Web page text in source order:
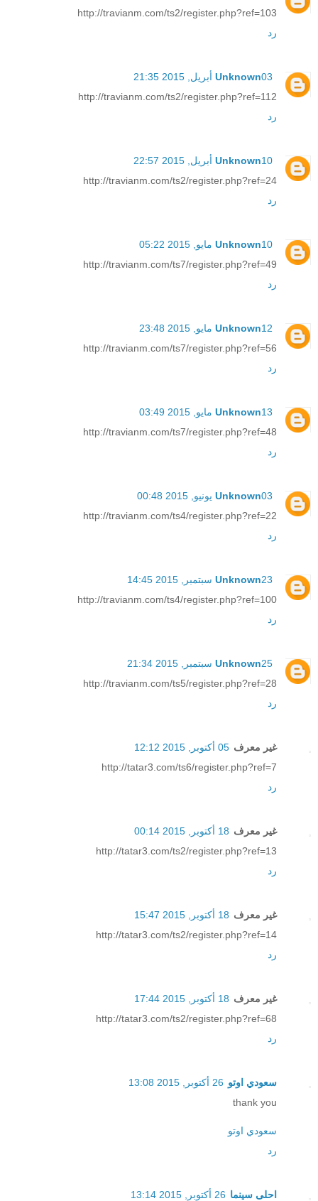
http://travianm.com/ts2/register.php?ref=103
رد
Unknown03 أبريل, 2015 21:35
http://travianm.com/ts2/register.php?ref=112
رد
Unknown10 أبريل, 2015 22:57
http://travianm.com/ts2/register.php?ref=24
رد
Unknown10 مايو, 2015 05:22
http://travianm.com/ts7/register.php?ref=49
رد
Unknown12 مايو, 2015 23:48
http://travianm.com/ts7/register.php?ref=56
رد
Unknown13 مايو, 2015 03:49
http://travianm.com/ts7/register.php?ref=48
رد
Unknown03 يونيو, 2015 00:48
http://travianm.com/ts4/register.php?ref=22
رد
Unknown23 سبتمبر, 2015 14:45
http://travianm.com/ts4/register.php?ref=100
رد
Unknown25 سبتمبر, 2015 21:34
http://travianm.com/ts5/register.php?ref=28
رد
غير معرف 05 أكتوبر, 2015 12:12
http://tatar3.com/ts6/register.php?ref=7
رد
غير معرف 18 أكتوبر, 2015 00:14
http://tatar3.com/ts2/register.php?ref=13
رد
غير معرف 18 أكتوبر, 2015 15:47
http://tatar3.com/ts2/register.php?ref=14
رد
غير معرف 18 أكتوبر, 2015 17:44
http://tatar3.com/ts2/register.php?ref=68
رد
سعودي اوتو 26 أكتوبر, 2015 13:08
thank you
سعودي اوتو
رد
احلى سينما 26 أكتوبر, 2015 13:14